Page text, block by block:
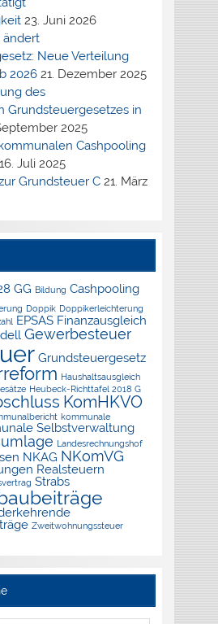
23. Juni 2026
ändert
Neue Verteilung
2026 21. Dezember 2025
des
Grundsteuergesetzes in
2025
Cashpooling
16. Juli 2025
Grundsteuer C 21. März
GG Bildung Cashpooling
Doppik Doppikerleichterung
EPSAS Finanzausgleich
Gewerbesteuer
Grundsteuergesetz
Haushaltsausgleich
Heubeck-Richttafel 2018 G
KomHKVO
kommunale
Selbstverwaltung
Landesrechnungshof
NKAG NKomVG
Realsteuern
Strabs
Zweitwohnungssteuer